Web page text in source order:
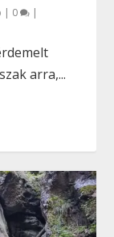
| 0 |
arra,...